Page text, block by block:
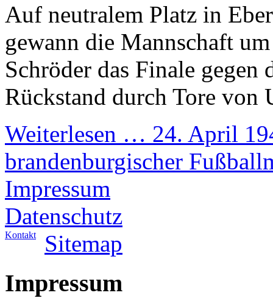
Auf neutralem Platz in
gewann die Mannschaft
Schröder das Finale
Rückstand durch Tore
Weiterlesen … 24. April
brandenburgischer
Impressum
Datenschutz
Kontakt Sitemap
Impressum